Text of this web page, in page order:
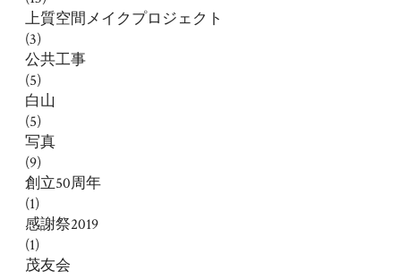
上質空間メイクプロジェクト
(3)
公共工事
(5)
白山
(5)
写真
(9)
創立50周年
(1)
感謝祭2019
(1)
茂友会